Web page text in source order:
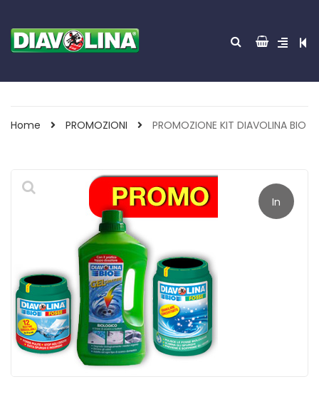
Home PROMOZIONI PROMOZIONE KIT DIAVOLINA BIO
In
ACCENDITUTTO 30
MINUTI
1,00€